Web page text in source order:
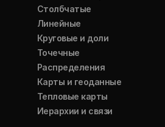
Столбчатые
Линейные
Круговые и доли
Точечные
Распределения
Карты и геоданные
Тепловые карты
Иерархии и связи